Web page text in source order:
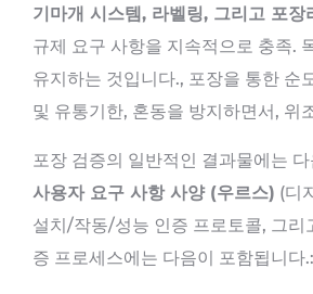
기마개 시스템, 라벨링, 그리고 포장
규제 요구 사항을 지속적으로 충족.
유지하는 것입니다., 포장을 통한 순
및 유통기한, 혼동을 방지하면서, 위
포장 검증의 일반적인 결과물에는
사용자 요구 사항 사양 (우르스) (디
설치/작동/성능 인증 프로토콜, 그리
증 프로세스에는 다음이 포함됩니다.: